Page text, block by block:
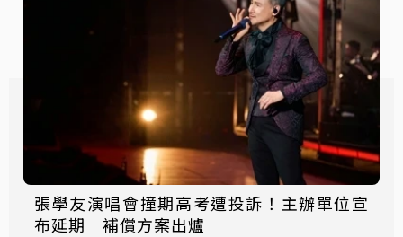
張學友演唱會撞期高考遭投訴！主辦單位宣
布延期 補償方案出爐